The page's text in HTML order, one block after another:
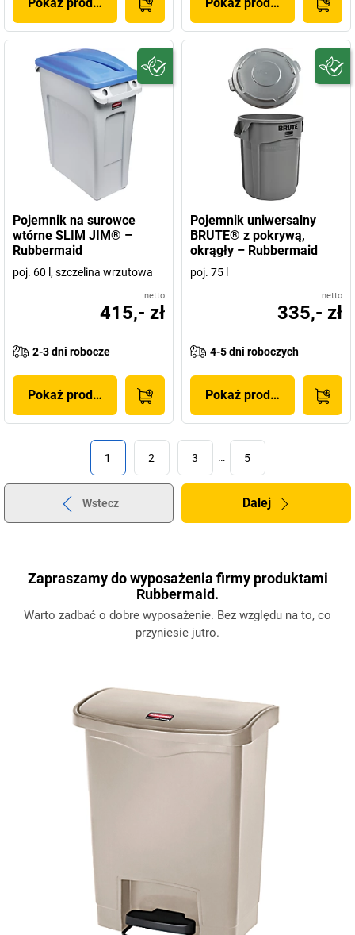
Pojemnik na surowce
wtórne SLIM JIM® –
Rubbermaid
poj. 60 l, szczelina wrzutowa
netto
415,- zł
2-3 dni robocze
Pokaż produkt
Pojemnik uniwersalny
BRUTE® z pokrywą,
okrągły – Rubbermaid
poj. 75 l
netto
335,- zł
4-5 dni roboczych
Pokaż produkt
1 2 3 … 5
Wstecz Dalej
Zapraszamy do wyposażenia firmy produktami
Rubbermaid.
Warto zadbać o dobre wyposażenie. Bez względu na to, co
przyniesie jutro.